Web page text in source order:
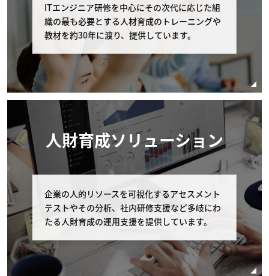
弊社への連絡 コース開催初日の11営業日前まで
に、弊社の窓口（電話番号：03-6408-2488、受
付時間：弊社休業日及び土・日・祝日を除く 9:0
0-17:00）へコースの申し込みを取り消す旨申し
出るものとします。 但し、個別に条件設定のあ
るコースの場合は、個別条件を本条に優先して適
用されるものとし、本条は適用されません。
コースの申し込みを取り消す場合の代金の取扱 お
客様が申し込みの取り消しを申し出たコースの受
講費用の扱いはお客様の申し出日により以下の通
りとします。なお以下の該当日が弊社休業日にあ
たる場合は直前の弊社営業日を申し出の期限とし
ます。 受講費用の支払いが完了している場合、
コース開催初日の11営業日以前のキャンセルに
関しては全額返金を致します。 また、受講費用
日の10営業日以内（10営業日前含む）のキャン
セルに関しては、受講費用の全額をお支払いいた
だものとし、受講費用の返金は行いません。 但
ITエンジニア研修を中心にその次代に応じた組
織の最も必要とする人材育成のトレーニングや
教材を約30年に渡り、提供しています。
人財育成ソリューション
企業の人的リソースを可視化するアセスメント
テストやその分析、社内研修支援など多岐にわ
たる人財育成の運用支援を提供しています。